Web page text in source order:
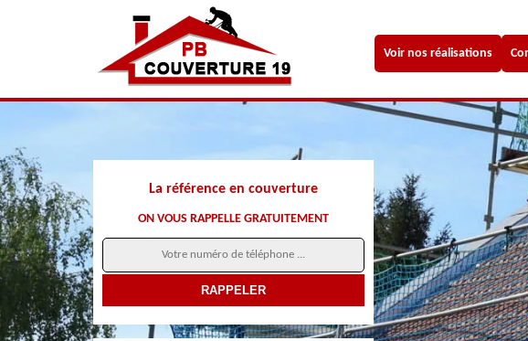
Voir nos réalisations
La référence en couverture
ON VOUS RAPPELLE GRATUITEMENT